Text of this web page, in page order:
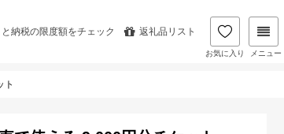
納税の限度額をチェック 返礼品リスト
お気に入り メニュー
ト